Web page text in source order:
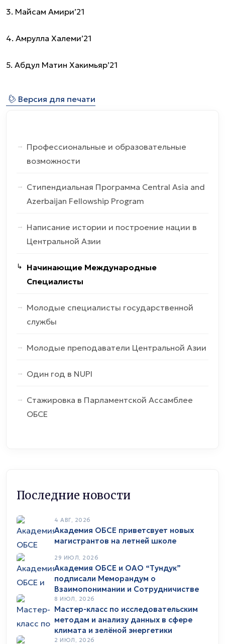
3. Майсам Амири’21
4. Амрулла Халеми’21
5. Абдул Матин Хакимьяр’21
⎙ Версия для печати
Профессиональные и образовательные
возможности
Стипендиальная Программа Central Asia and
Azerbaijan Fellowship Program
Написание истории и построение нации в
Центральной Азии
Начинающие Международные
Специалисты
Молодые специалисты государственной
службы
Молодые преподаватели Центральной Азии
Один год в NUPI
Стажировка в Парламентской Ассамблее
ОБСЕ
Последние новости
4 АВГ, 2026
Академия ОБСЕ приветсвует новых
магистрантов на летней школе
29 ИЮЛ, 2026
Академия ОБСЕ и ОАО “Тундук”
подписали Меморандум о
Взаимопонимании и Сотрудничистве
8 ИЮЛ, 2026
Мастер-класс по исследовательским
методам и анализу данных в сфере
климата и зелёной энергетики
2 ИЮЛ, 2026